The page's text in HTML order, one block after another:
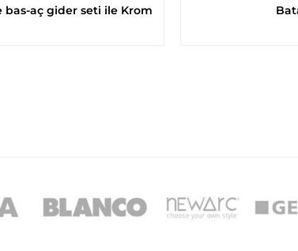
bas-aç gider seti ile Krom